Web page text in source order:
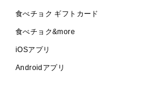
食べチョク ギフトカード
食べチョク&more
iOSアプリ
Androidアプリ